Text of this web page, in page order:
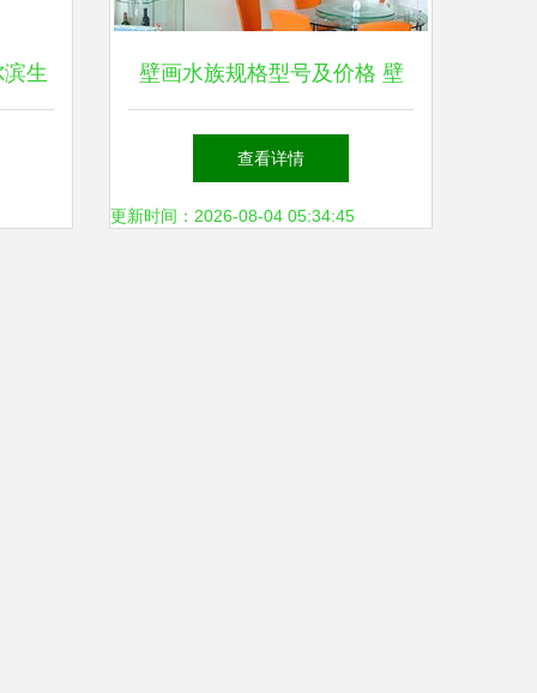
生
春
生
壁画水族规格型号及价格 壁
画式水族箱 钠米净水宝 产品
照片 艺术照片
查看详情
更新时间：2026-08-04 05:34:45